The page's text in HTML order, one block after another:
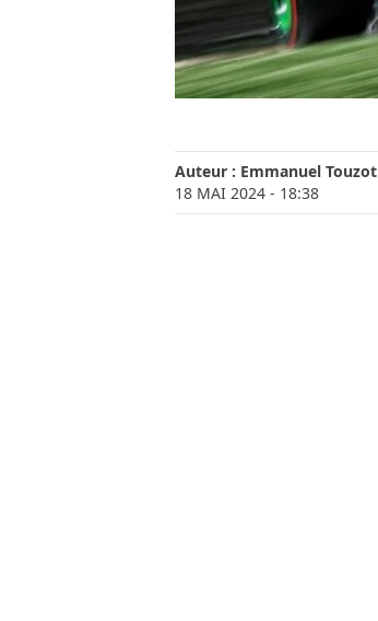
Auteur : Emmanuel Touzot
18 MAI 2024 - 18:38